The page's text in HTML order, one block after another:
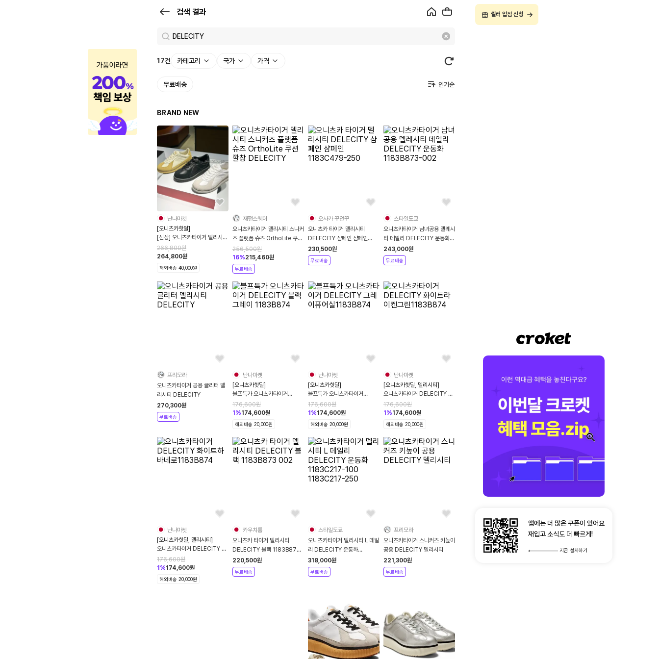
검색 결과
과
로
켓
17건 카테고리 국가 가격
무료배송
BRAND NEW
난나마켓
[오니츠카핫딜]
[신상] 오니츠카타이거 델리시티
엘 DELECITY L 3컬러
266,800원
264,800원
해외배송 40,000원
재팬스퀘어
오니츠카타이거 델리시티 스니커
즈 플랫폼 슈즈 OrthoLite 쿠션
깔창 DELECITY
256,500원
16%215,460원
무료배송
오사카 꾸안꾸
오니츠카 타이거 델리시티
DELECITY 샴페인 샴페인
1183C479-250
230,500원
무료배송
스타일도쿄
오니츠카타이거 남녀공용 델레시
티 데일리 DELECITY 운동화
1183B873-002
243,000원
무료배송
프리모라
오니츠카타이거 공용 글리터 델
리시티 DELECITY
270,300원
무료배송
난나마켓
[오니츠카핫딜]
블프특가 오니츠카타이거
DELECITY 블랙그레이
1183B874
176,600원
1%174,600원
해외배송 20,000원
난나마켓
[오니츠카핫딜]
블프특가 오니츠카타이거
DELECITY 그레이퓨어실
1183B874
176,600원
1%174,600원
해외배송 20,000원
난나마켓
[오니츠카핫딜, 델리시티]
오니츠카타이거 DELECITY 화
이트라이켄그린1183B874
176,600원
1%174,600원
해외배송 20,000원
난나마켓
[오니츠카핫딜, 델리시티]
오니츠카타이거 DELECITY 화
이트하바네로1183B874
176,600원
1 %174,600원
해외배송 20,000원
카우치룸
오니츠카 타이거 델리시티
DELECITY 블랙 1183B873
002
220,500원
무료배송
스타일도쿄
오니츠카타이거 델리시티 L 데일
리 DELECITY 운동화
1183C217-100 1183C217-
250
318,000원
무료배송
프리모라
오니츠카타이거 스니커즈 키높이
공용 DELECITY 델리시티
221,300원
무료배송
셀러 입점 신청
앱에는 더 많은 쿠폰이 있어요
재입고 소식도 더 빠르게!
지금 설치하기